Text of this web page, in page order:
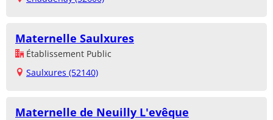
Maternelle Saulxures
Établissement Public
Saulxures (52140)
Maternelle de Neuilly L'evêque